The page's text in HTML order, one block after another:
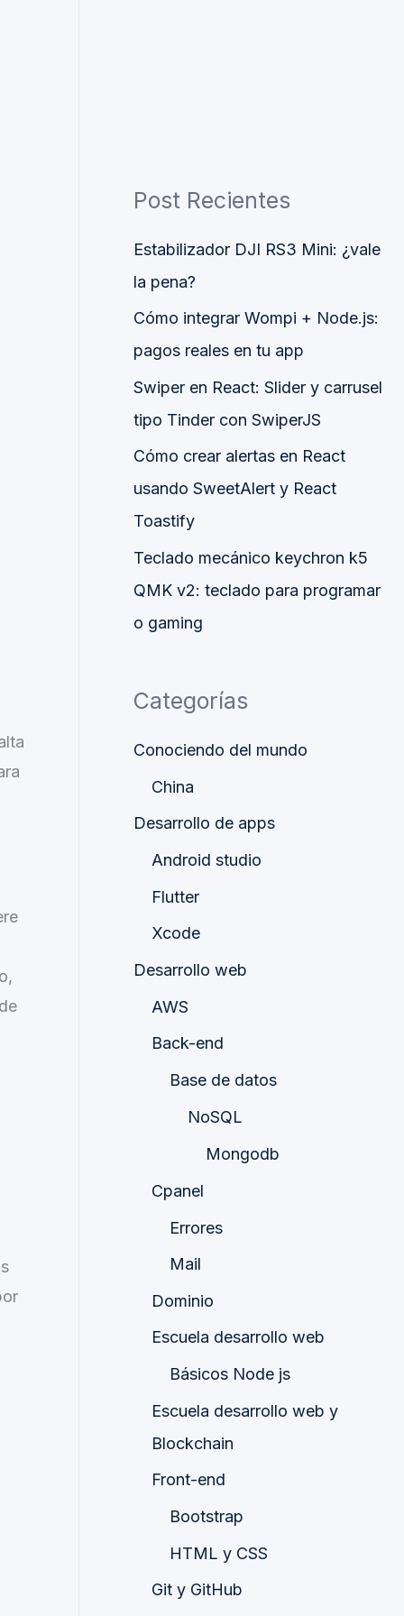
Post Recientes
Estabilizador DJI RS3 Mini: ¿vale
la pena?
Cómo integrar Wompi + Node.js:
pagos reales en tu app
Swiper en React: Slider y carrusel
tipo Tinder con SwiperJS
Cómo crear alertas en React
usando SweetAlert y React
Toastify
Teclado mecánico keychron k5
QMK v2: teclado para programar
o gaming
Categorías
Conociendo del mundo
China
Desarrollo de apps
Android studio
Flutter
Xcode
Desarrollo web
AWS
Back-end
Base de datos
NoSQL
Mongodb
Cpanel
Errores
Mail
Dominio
Escuela desarrollo web
Básicos Node js
Escuela desarrollo web y
Blockchain
Front-end
Bootstrap
HTML y CSS
Git y GitHub